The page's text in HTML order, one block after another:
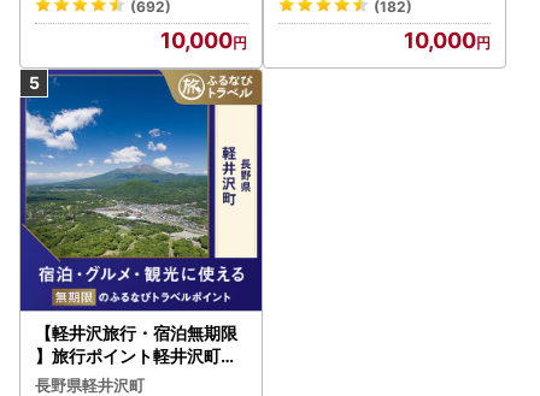
(692)
10,000
(182)
10,000
【軽井沢旅行・宿泊無期限
】旅行ポイント軽井沢町ふ
るなびトラベルポイント
長野県軽井沢町